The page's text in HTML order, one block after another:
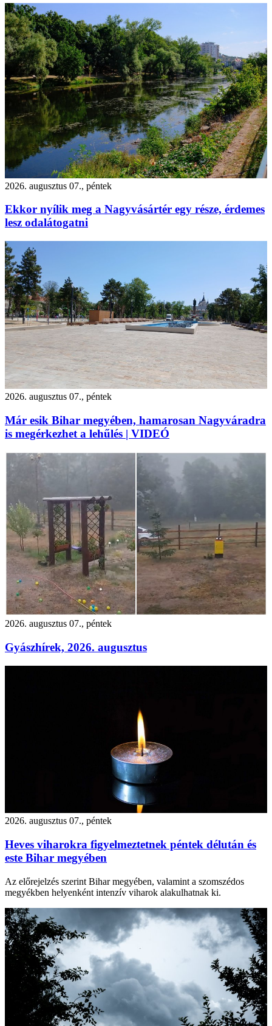
2026. augusztus 07., péntek
Ekkor nyílik meg a Nagyvásártér egy része, érdemes
lesz odalátogatni
2026. augusztus 07., péntek
Már esik Bihar megyében, hamarosan Nagyváradra
is megérkezhet a lehűlés | VIDEÓ
2026. augusztus 07., péntek
Gyászhírek, 2026. augusztus
2026. augusztus 07., péntek
Heves viharokra figyelmeztetnek péntek délután és
este Bihar megyében
Az előrejelzés szerint Bihar megyében, valamint a szomszédos
megyékben helyenként intenzív viharok alakulhatnak ki.